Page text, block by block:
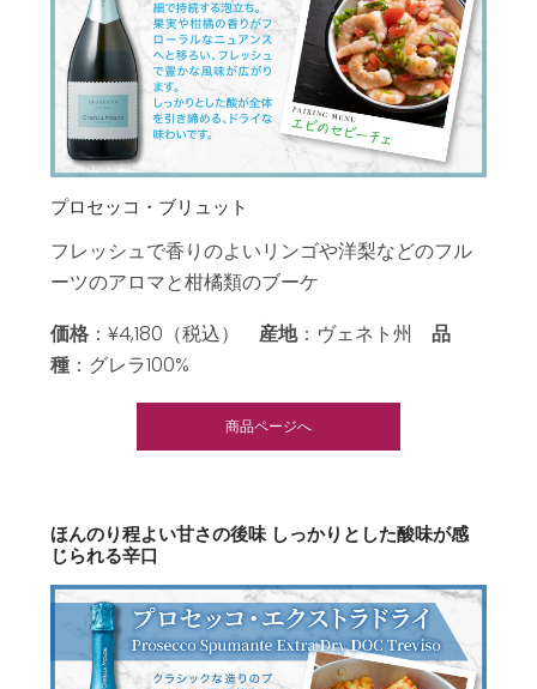
プロセッコ・ブリュット
フレッシュで香りのよいリンゴや洋梨などのフル
ーツのアロマと柑橘類のブーケ
価格 ：¥4,180（税込）産地：ヴェネト州品
種 ：グレラ100%
商品ページへ
ほんのり程よい甘さの後味 しっかりとした酸味が感
じられる辛口